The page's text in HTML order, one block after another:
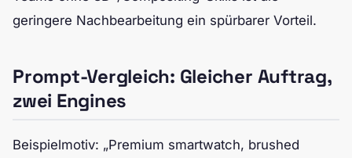
geringere Nachbearbeitung ein spürbarer Vorteil.
Prompt-Vergleich: Gleicher Auftrag,
zwei Engines
Beispielmotiv: „Premium smartwatch, brushed